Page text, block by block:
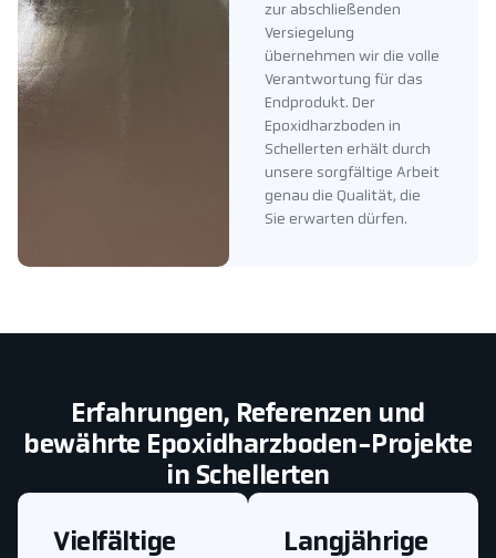
zur abschließenden
Versiegelung
übernehmen wir die volle
Verantwortung für das
Endprodukt. Der
Epoxidharzboden in
Schellerten erhält durch
unsere sorgfältige Arbeit
genau die Qualität, die
Sie erwarten dürfen.
Erfahrungen, Referenzen und
bewährte Epoxidharzboden-Projekte
in Schellerten
Langjährige
Vielfältige